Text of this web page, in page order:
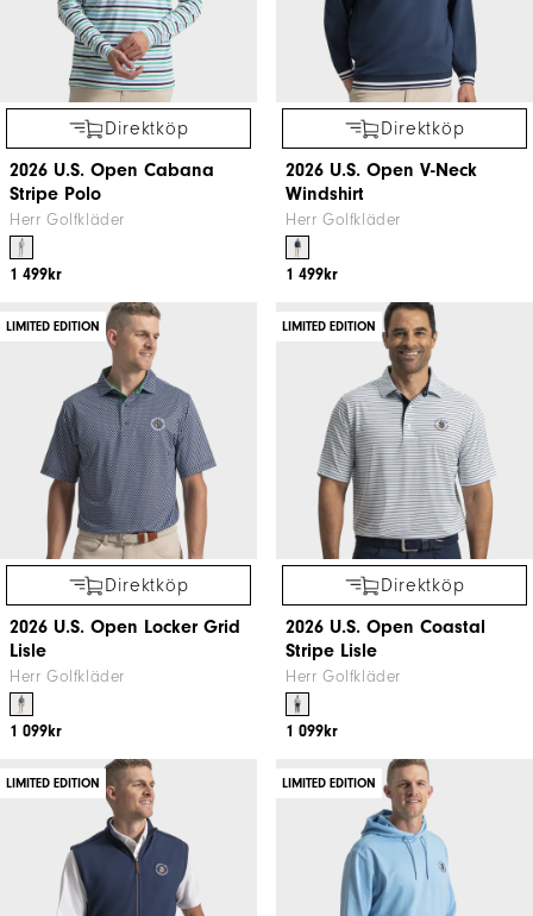
Direktköp
2026 U.S. Open Cabana
Stripe Polo
Herr Golfkläder
1 499kr
Direktköp
2026 U.S. Open V-Neck
Windshirt
Herr Golfkläder
1 499kr
LIMITED EDITION
Direktköp
2026 U.S. Open Locker Grid
Lisle
Herr Golfkläder
1 099kr
LIMITED EDITION
Direktköp
2026 U.S. Open Coastal
Stripe Lisle
Herr Golfkläder
1 099kr
LIMITED EDITION LIMITED EDITION